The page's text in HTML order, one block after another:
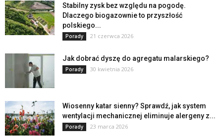
Stabilny zysk bez względu na pogodę.
Dlaczego biogazownie to przyszłość
polskiego...
Porady 21 czerwca 2026
Jak dobrać dyszę do agregatu malarskiego?
Porady 30 kwietnia 2026
Wiosenny katar sienny? Sprawdź, jak system
wentylacji mechanicznej eliminuje alergeny z...
Porady 23 marca 2026